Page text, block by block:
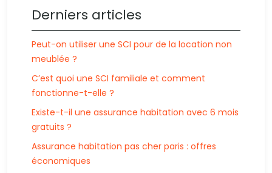
Derniers articles
Peut-on utiliser une SCI pour de la location non
meublée ?
C’est quoi une SCI familiale et comment
fonctionne-t-elle ?
Existe-t-il une assurance habitation avec 6 mois
gratuits ?
Assurance habitation pas cher paris : offres
économiques